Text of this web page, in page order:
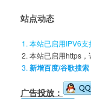
站点动态
本站已启用IPV6支
本站已启用https，
新增百度/谷歌搜索
广告投放：